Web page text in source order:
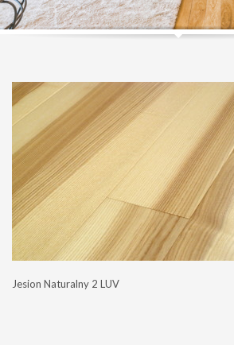
Jesion Naturalny 2 LUV